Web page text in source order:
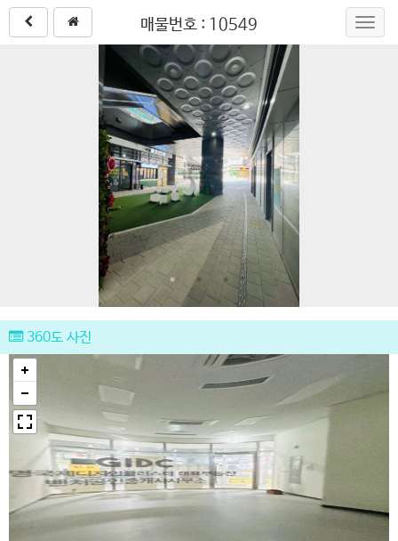
매물번호 : 10549
360도 사진